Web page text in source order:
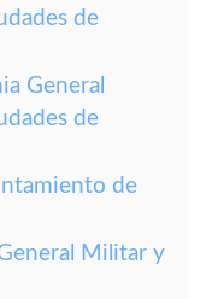
de
General
de
de
Militar y